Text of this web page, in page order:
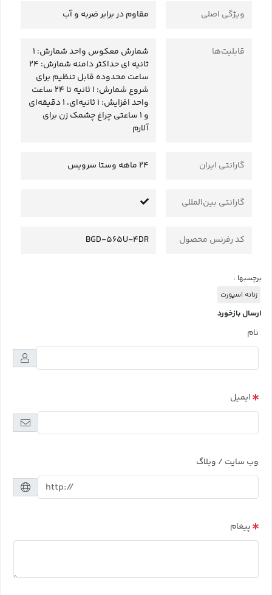
ویژگی‌ اصلی مقاوم در برابر ضربه و آب
قابلیت‌ها
شمارش معکوس واحد شمارش: 1
ثانیه ای حداکثر دامنه شمارش: 24
ساعت محدوده قابل تنظیم برای
شروع شمارش: 1 ثانیه تا 24 ساعت
واحد افزایش: 1 ثانیه‌ای، 1 دقیقه‌ای
و 1 ساعتی چراغ چشمک زن برای
آلارم
گارانتی ایران 24 ماهه وستا سرویس
گارانتی بین‌المللی
کد رفرنس محصول BGD-565U-4DR
برچسبها :
زنانه اسپورت
ارسال بازخورد
نام
ایمیل
وب سایت / وبلاگ
پیغام